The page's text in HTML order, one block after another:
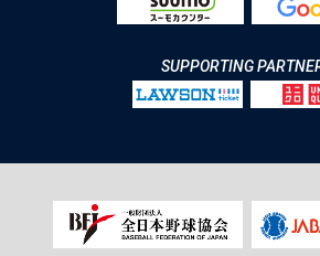
SUPPORTING